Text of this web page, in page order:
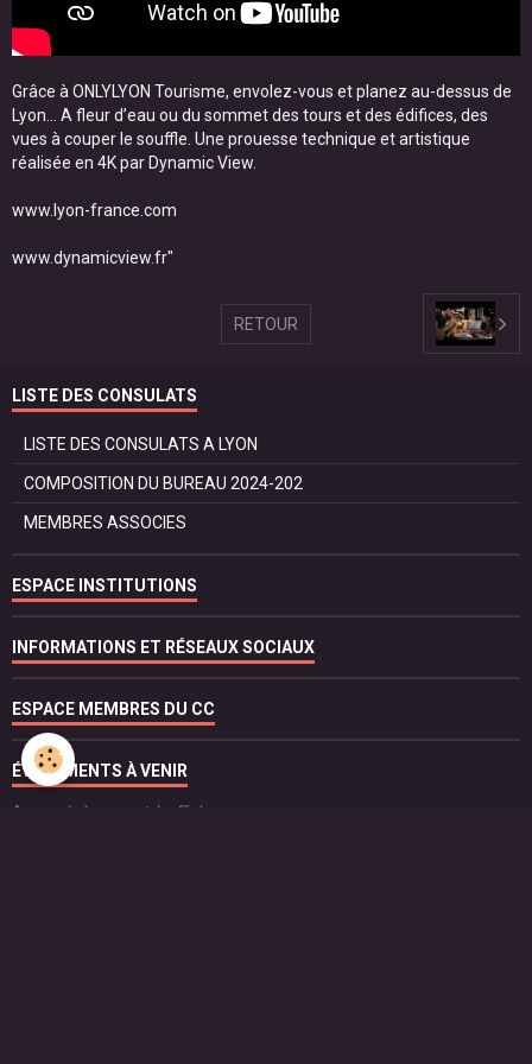
Grâce à ONLYLYON Tourisme, envolez-vous et planez au-dessus de
Lyon... A fleur d’eau ou du sommet des tours et des édifices, des
vues à couper le souffle. Une prouesse technique et artistique
réalisée en 4K par Dynamic View.
www.lyon-france.com
www.dynamicview.fr"
RETOUR
LISTE DES CONSULATS
LISTE DES CONSULATS A LYON
COMPOSITION DU BUREAU 2024-202
MEMBRES ASSOCIES
ESPACE INSTITUTIONS
INFORMATIONS ET RÉSEAUX SOCIAUX
ESPACE MEMBRES DU CC
ÉVÈNEMENTS À VENIR
Aucun évènement à afficher.